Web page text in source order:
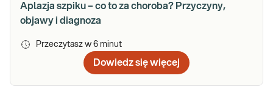
Aplazja szpiku – co to za choroba? Przyczyny,
objawy i diagnoza
Przeczytasz w 6 minut
Dowiedz się więcej